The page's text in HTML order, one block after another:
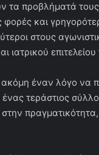
τα προβλήματά
φορές και
στους
ιατρικού
έναν λόγο να
τεράστιος
στην